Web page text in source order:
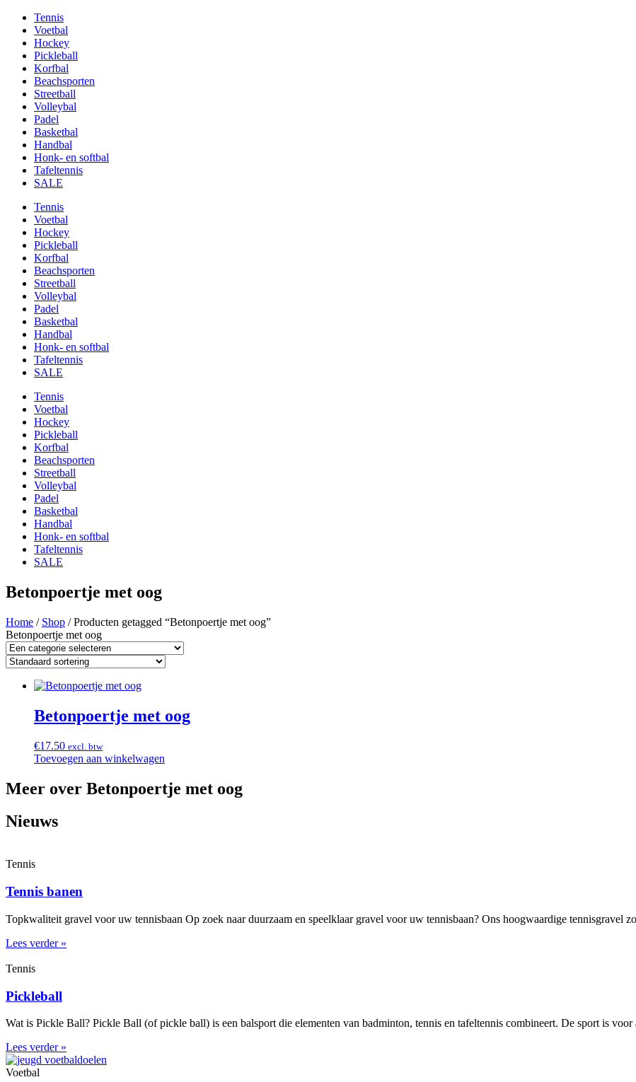
Tennis
Voetbal
Hockey
Pickleball
Korfbal
Beachsporten
Streetball
Volleybal
Padel
Basketbal
Handbal
Honk- en softbal
Tafeltennis
SALE
Tennis
Voetbal
Hockey
Pickleball
Korfbal
Beachsporten
Streetball
Volleybal
Padel
Basketbal
Handbal
Honk- en softbal
Tafeltennis
SALE
Tennis
Voetbal
Hockey
Pickleball
Korfbal
Beachsporten
Streetball
Volleybal
Padel
Basketbal
Handbal
Honk- en softbal
Tafeltennis
SALE
Betonpoertje met oog
Home / Shop / Producten getagged “Betonpoertje met oog”
Betonpoertje met oog
Betonpoertje met oog
€17.50 excl. btw
Toevoegen aan winkelwagen
Meer over Betonpoertje met oog
Nieuws
Tennis
Tennis banen
Topkwaliteit gravel voor uw tennisbaan Op zoek naar duurzaam en speelklaar gravel voor uw tennisbaan? Ons hoogwaardige tennisgravel
Lees verder »
Tennis
Pickleball
Wat is Pickle Ball? Pickle Ball (of pickle ball) is een balsport die elementen van badminton, tennis en tafeltennis combineert. De sport is voor
Lees verder »
Voetbal